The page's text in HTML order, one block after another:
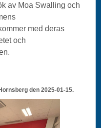
av Moa Swalling och
med deras
och
den 2025-01-15.